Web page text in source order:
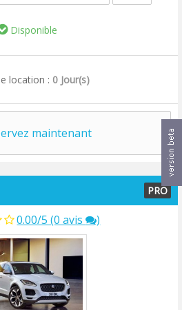
Disponible
location : 0 Jour(s)
maintenant
PRO
0.00/5 (0 avis )